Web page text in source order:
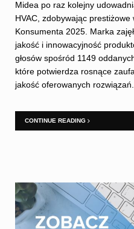
Midea po raz kolejny
HVAC, zdobywając
Konsumenta 2025. Marka
jakość i innowacyjność
głosów spośród 1149
które potwierdza rosnące
jakość oferowanych rozwiązań.
CONTINUE READING